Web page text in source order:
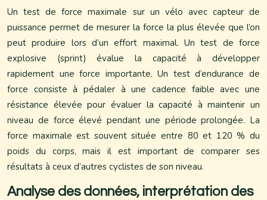
Un test de force maximale sur un vélo avec capteur de
puissance permet de mesurer la force la plus élevée que l’on
peut produire lors d’un effort maximal. Un test de force
explosive (sprint) évalue la capacité à développer
rapidement une force importante. Un test d’endurance de
force consiste à pédaler à une cadence faible avec une
résistance élevée pour évaluer la capacité à maintenir un
niveau de force élevé pendant une période prolongée. La
force maximale est souvent située entre 80 et 120 % du
poids du corps, mais il est important de comparer ses
résultats à ceux d’autres cyclistes de son niveau.
Analyse des données, interprétation des